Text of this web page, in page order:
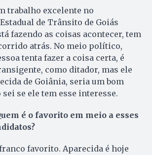
trabalho excelente no
de Trânsito de Goiás
fazendo as coisas acontecer, tem
atrás. No meio político,
tenta fazer a coisa certa, é
como ditador, mas ele
de Goiânia, seria um bom
sei se ele tem esse interesse.
é o favorito em meio a esses
favorito. Aparecida é hoje